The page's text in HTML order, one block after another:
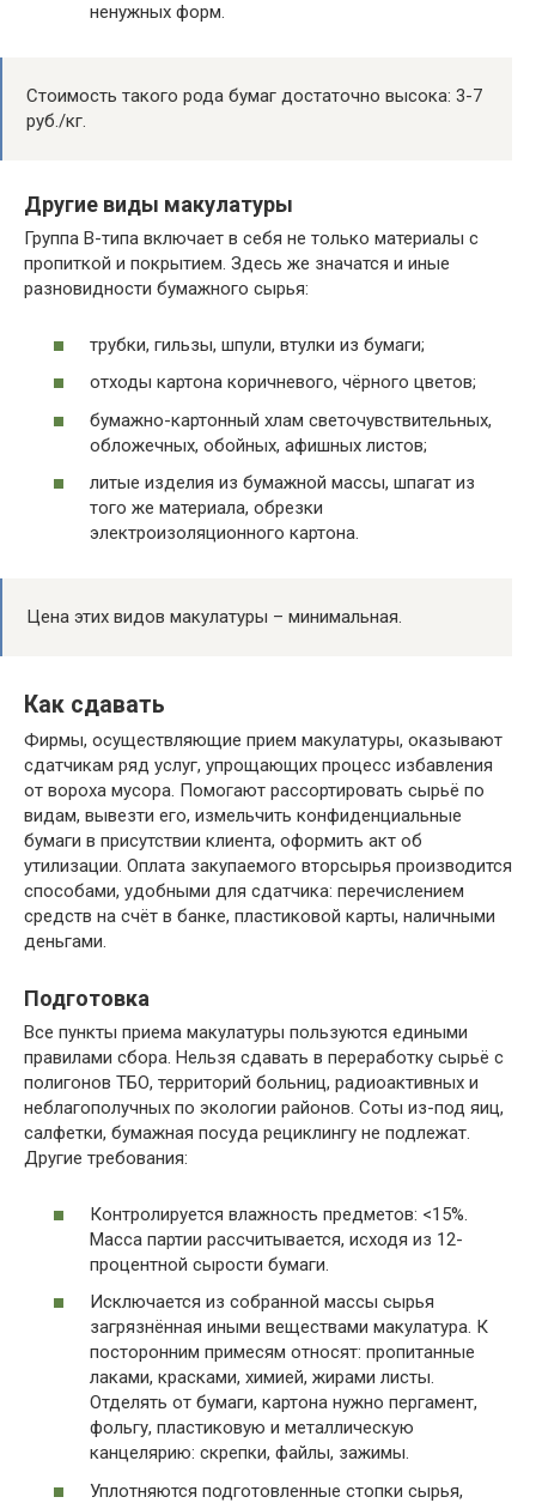
ненужных форм.
Стоимость такого рода бумаг достаточно высока: 3-7
руб./кг.
Другие виды макулатуры
Группа В-типа включает в себя не только материалы с
пропиткой и покрытием. Здесь же значатся и иные
разновидности бумажного сырья:
трубки, гильзы, шпули, втулки из бумаги;
отходы картона коричневого, чёрного цветов;
бумажно-картонный хлам светочувствительных,
обложечных, обойных, афишных листов;
литые изделия из бумажной массы, шпагат из
того же материала, обрезки
электроизоляционного картона.
Цена этих видов макулатуры – минимальная.
Как сдавать
Фирмы, осуществляющие прием макулатуры, оказывают
сдатчикам ряд услуг, упрощающих процесс избавления
от вороха мусора. Помогают рассортировать сырьё по
видам, вывезти его, измельчить конфиденциальные
бумаги в присутствии клиента, оформить акт об
утилизации. Оплата закупаемого вторсырья производится
способами, удобными для сдатчика: перечислением
средств на счёт в банке, пластиковой карты, наличными
деньгами.
Подготовка
Все пункты приема макулатуры пользуются едиными
правилами сбора. Нельзя сдавать в переработку сырьё с
полигонов ТБО, территорий больниц, радиоактивных и
неблагополучных по экологии районов. Соты из-под яиц,
салфетки, бумажная посуда рециклингу не подлежат.
Другие требования:
Контролируется влажность предметов: <15%.
Масса партии рассчитывается, исходя из 12-
процентной сырости бумаги.
Исключается из собранной массы сырья
загрязнённая иными веществами макулатура. К
посторонним примесям относят: пропитанные
лаками, красками, химией, жирами листы.
Отделять от бумаги, картона нужно пергамент,
фольгу, пластиковую и металлическую
канцелярию: скрепки, файлы, зажимы.
Уплотняются подготовленные стопки сырья,